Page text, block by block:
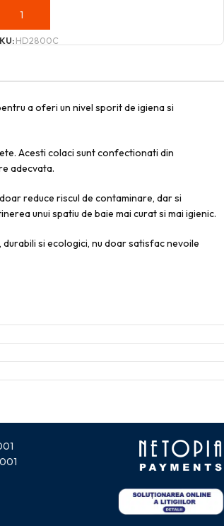
ADAUGĂ ÎN COȘ
HD2800C
a oferi un nivel sporit de igiena si
Acesti colaci sunt confectionati din
adecvata.
reduce riscul de contaminare, dar si
unui spatiu de baie mai curat si mai igienic.
si ecologici, nu doar satisfac nevoile